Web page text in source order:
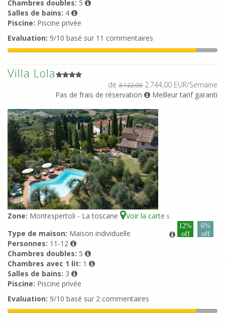
Chambres doubles: 5
Salles de bains: 4
Piscine: Piscine privée
Evaluation: 9/10 basé sur 11 commentaires
Villa Lola
de 3.122,00 2.744,00 EUR/Semaine
Pas de frais de réservation
Meilleur tarif garanti
Zone: Montespertoli - La toscane Voir la carte 5
12%
off
6%
off
Type de maison: Maison individuelle
Personnes: 11-12
Chambres doubles: 5
Chambres avec 1 lit: 1
Salles de bains: 3
Piscine: Piscine privée
Evaluation: 9/10 basé sur 2 commentaires